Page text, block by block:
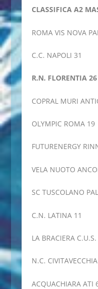
CLASSIFICA A2
ROMA VIS NOVA
C.C. NAPOLI 31
R.N. FLORENTIA 26
COPRAL MURI
OLYMPIC ROMA 19
FUTURENERGY
VELA NUOTO
SC TUSCOLANO
C.N. LATINA 11
LA BRACIERA
N.C.
ACQUACHIARA ATI